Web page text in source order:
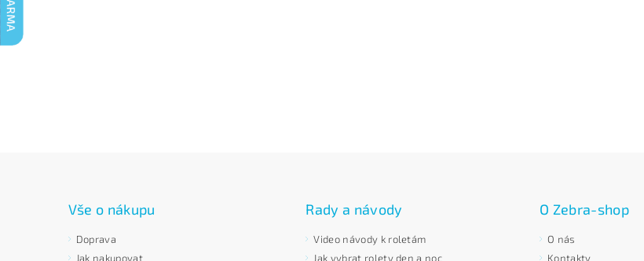
Vše o nákupu
Doprava
Jak nakupovat
Rady a návody
Video návody k roletám
Jak vybrat rolety den a noc
O Zebra-shop
O nás
Kontakty